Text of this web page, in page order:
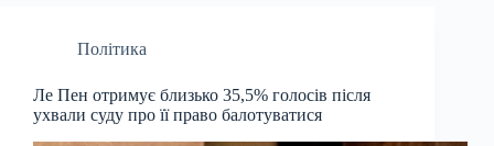
Політика
Ле Пен отримує близько 35,5% голосів після
ухвали суду про її право балотуватися